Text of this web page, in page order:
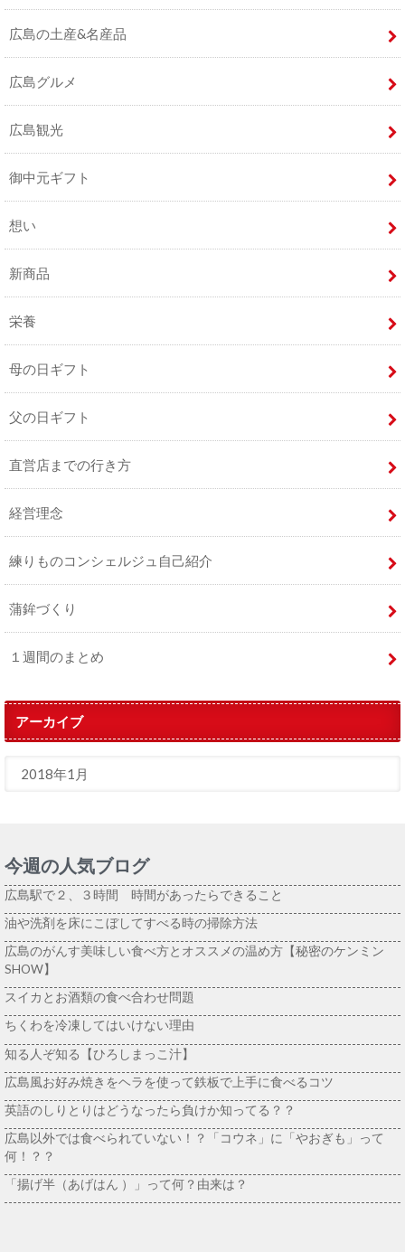
広島の土産&名産品
広島グルメ
広島観光
御中元ギフト
想い
新商品
栄養
母の日ギフト
父の日ギフト
直営店までの行き方
経営理念
練りものコンシェルジュ自己紹介
蒲鉾づくり
１週間のまとめ
アーカイブ
今週の人気ブログ
広島駅で２、３時間 時間があったらできること
油や洗剤を床にこぼしてすべる時の掃除方法
広島のがんす美味しい食べ方とオススメの温め方【秘密のケンミン
SHOW】
スイカとお酒類の食べ合わせ問題
ちくわを冷凍してはいけない理由
知る人ぞ知る【ひろしまっこ汁】
広島風お好み焼きをヘラを使って鉄板で上手に食べるコツ
英語のしりとりはどうなったら負けか知ってる？？
広島以外では食べられていない！？「コウネ」に「やおぎも」って
何！？？
「揚げ半（あげはん ）」って何？由来は？